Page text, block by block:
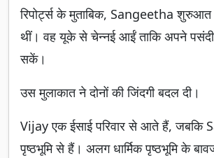
रिपोर्ट्स के मुताबिक, Sangeetha
थीं। वह यूके से चेन्नई आईं ताकि अपने
सकें।
उस मुलाकात ने दोनों की जिंदगी बदल दी।
Vijay एक ईसाई परिवार से आते हैं, जबकि
पृष्ठभूमि से हैं। अलग धार्मिक पृष्ठभूमि के